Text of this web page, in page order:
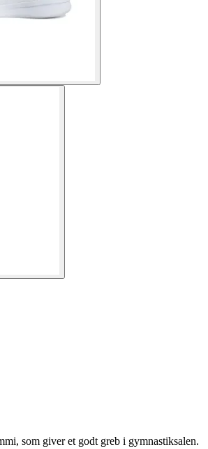
som giver et godt greb i gymnastiksalen.